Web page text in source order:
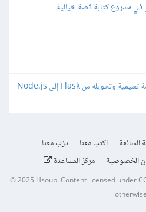
في مشروع كتابة قصة خيالية
الشائعة اكتب معنا
درّب معنا
الخصوصية مركز المساعدة
© 2025 Hsoub.Content licensed under